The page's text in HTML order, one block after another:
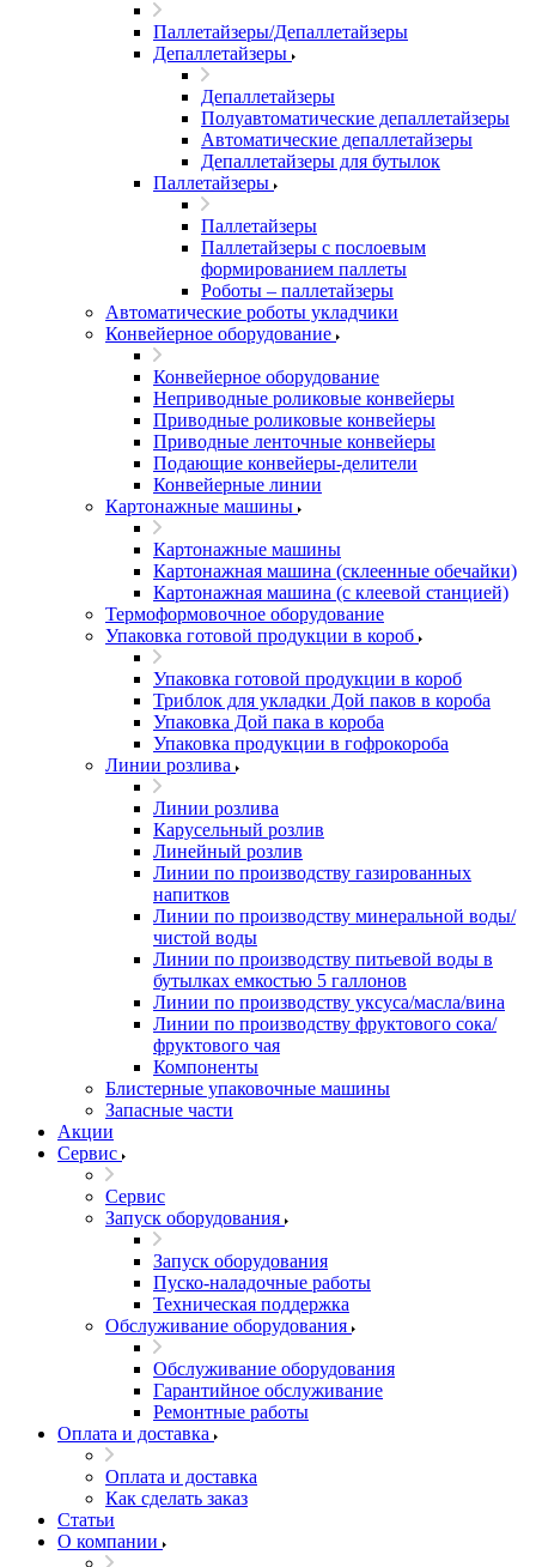
Паллетайзеры/Депаллетайзеры
Депаллетайзеры
Депаллетайзеры
Полуавтоматические депаллетайзеры
Автоматические депаллетайзеры
Депаллетайзеры для бутылок
Паллетайзеры
Паллетайзеры
Паллетайзеры с послоевым
формированием паллеты
Роботы – паллетайзеры
Автоматические роботы укладчики
Конвейерное оборудование
Конвейерное оборудование
Неприводные роликовые конвейеры
Приводные роликовые конвейеры
Приводные ленточные конвейеры
Подающие конвейеры-делители
Конвейерные линии
Картонажные машины
Картонажные машины
Картонажная машина (склеенные обечайки)
Картонажная машина (с клеевой станцией)
Термоформовочное оборудование
Упаковка готовой продукции в короб
Упаковка готовой продукции в короб
Триблок для укладки Дой паков в короба
Упаковка Дой пака в короба
Упаковка продукции в гофрокороба
Линии розлива
Линии розлива
Карусельный розлив
Линейный розлив
Линии по производству газированных
напитков
Линии по производству минеральной воды/
чистой воды
Линии по производству питьевой воды в
бутылках емкостью 5 галлонов
Линии по производству уксуса/масла/вина
Линии по производству фруктового сока/
фруктового чая
Компоненты
Блистерные упаковочные машины
Запасные части
Акции
Сервис
Сервис
Запуск оборудования
Запуск оборудования
Пуско-наладочные работы
Техническая поддержка
Обслуживание оборудования
Обслуживание оборудования
Гарантийное обслуживание
Ремонтные работы
Оплата и доставка
Оплата и доставка
Как сделать заказ
Статьи
О компании